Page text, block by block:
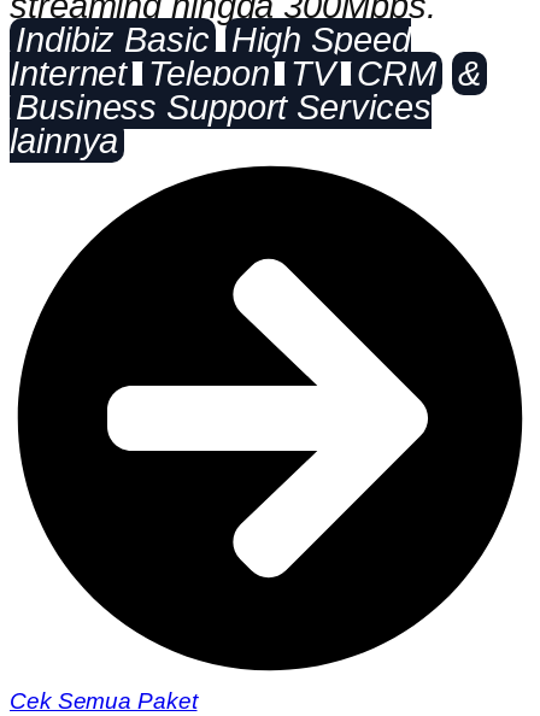
Indibiz Basic
High Speed
Internet
Telepon TV CRM &
Business Support Services
lainnya
Cek Semua Paket